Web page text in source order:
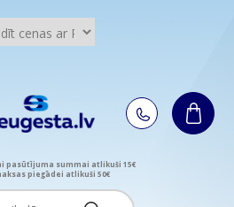
pasūtījuma summai atlikuši 15€
piegādei atlikuši 50€